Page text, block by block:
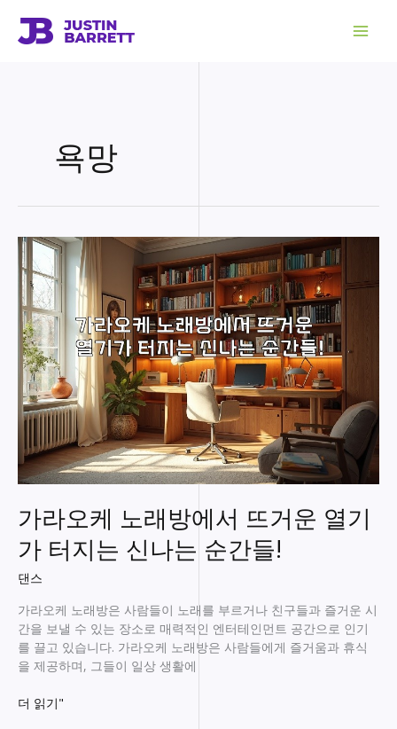
욕망
가라오케 노래방에서 뜨거운 열기
가 터지는 신나는 순간들!
댄스
가라오케 노래방은 사람들이 노래를 부르거나 친구들과 즐거운 시
간을 보낼 수 있는 장소로 매력적인 엔터테인먼트 공간으로 인기
를 끌고 있습니다. 가라오케 노래방은 사람들에게 즐거움과 휴식
을 제공하며, 그들이 일상 생활에
가
더 읽기"